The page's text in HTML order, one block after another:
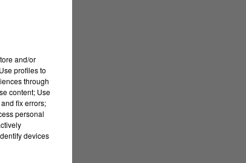
and/or
profiles to
through
content; Use
fix errors;
personal
devices